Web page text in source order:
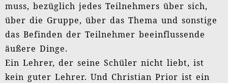
muss, bezüglich jedes Teilnehmers über sich,
über die Gruppe, über das Thema und sonstige
das Befinden der Teilnehmer beeinflussende
äußere Dinge.
Ein Lehrer, der seine Schüler nicht liebt, ist
kein guter Lehrer. Und Christian Prior ist ein